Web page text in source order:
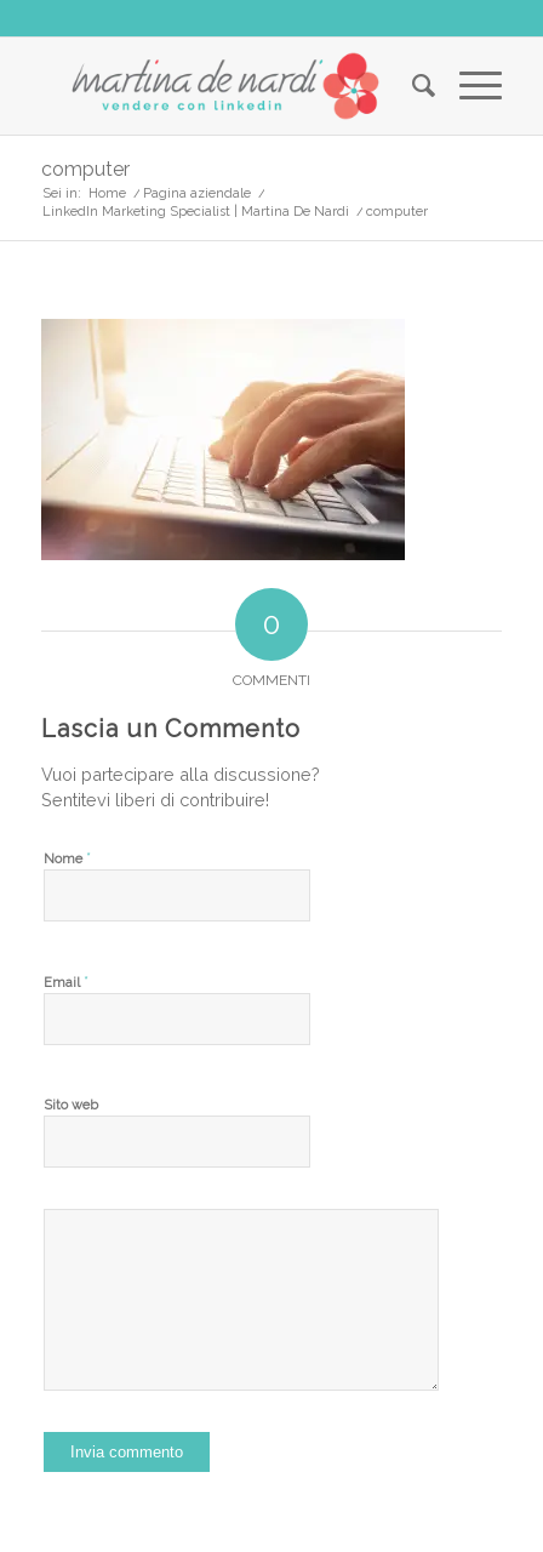
computer
Sei in: Home / Pagina aziendale /
LinkedIn Marketing Specialist | Martina De Nardi / computer
0
COMMENTI
Lascia un Commento
Vuoi partecipare alla discussione?
Sentitevi liberi di contribuire!
Nome *
Email *
Sito web